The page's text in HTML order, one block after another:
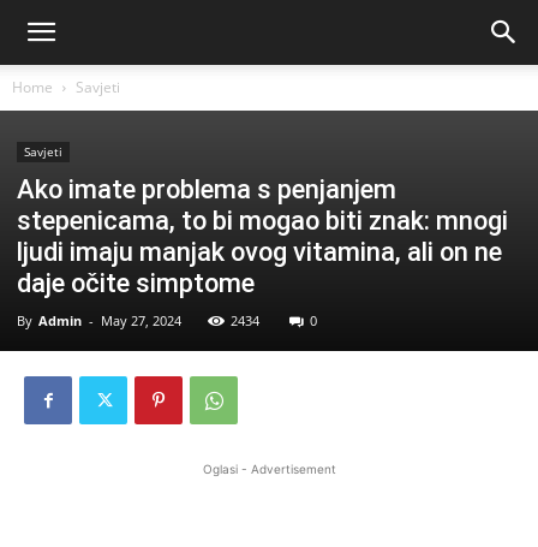
Home Savjeti
Savjeti
Ako imate problema s penjanjem
stepenicama, to bi mogao biti znak: mnogi
ljudi imaju manjak ovog vitamina, ali on ne
daje očite simptome
By Admin - May 27, 2024 2434 0
Oglasi - Advertisement